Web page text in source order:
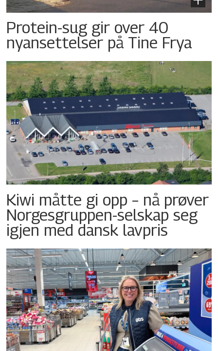
Protein-sug gir over 40
nyansettelser på Tine Frya
Kiwi måtte gi opp – nå prøver
Norgesgruppen-selskap seg
igjen med dansk lavpris